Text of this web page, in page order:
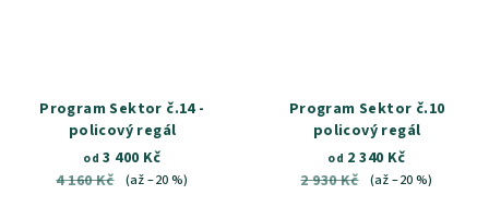
Program Sektor č.14 -
policový regál
od 3 400 Kč
4 160 Kč
(až –20 %)
Program Sektor č.10
policový regál
od 2 340 Kč
2 930 Kč
(až –20 %)